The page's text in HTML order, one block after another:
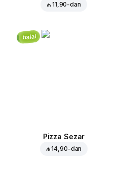
₼ 11,90-dan
halal
Pizza Sezar
₼ 14,90-dan